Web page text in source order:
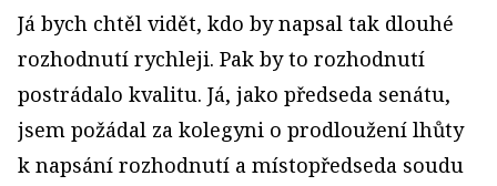
Já bych chtěl vidět, kdo by napsal tak dlouhé
rozhodnutí rychleji. Pak by to rozhodnutí
postrádalo kvalitu. Já, jako předseda senátu,
jsem požádal za kolegyni o prodloužení lhůty
k napsání rozhodnutí a místopředseda soudu